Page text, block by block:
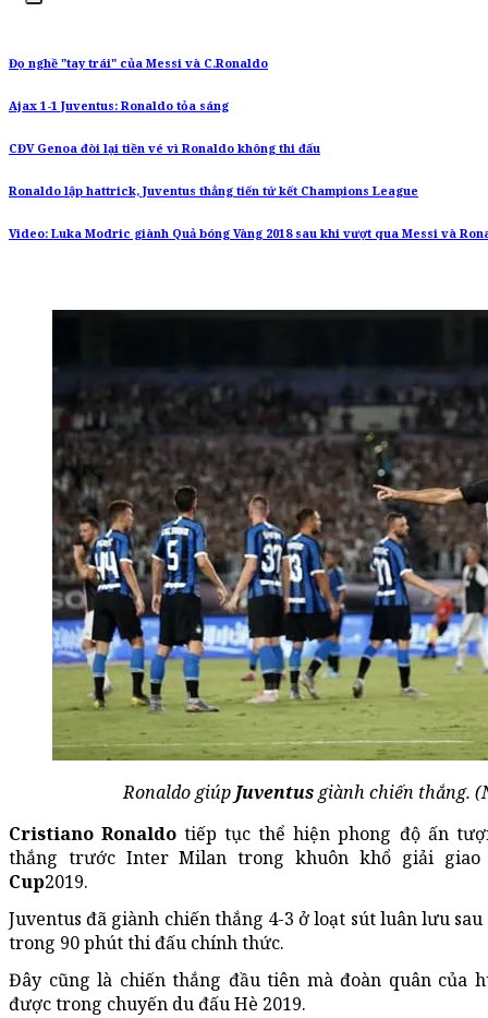
Đọ nghề "tay trái" của Messi và C.Ronaldo
Ajax 1-1 Juventus: Ronaldo tỏa sáng
CĐV Genoa đòi lại tiền vé vì Ronaldo không thi đấu
Ronaldo lập hattrick, Juventus thẳng tiến tứ kết Champions League
Video: Luka Modric giành Quả bóng Vàng 2018 sau khi vượt qua Messi và
Ronaldo giúp Juventus giành chiến thắng.
Cristiano Ronaldo tiếp tục thể hiện phong độ ấn
thắng trước Inter Milan trong khuôn khổ giải
Cup2019.
Juventus đã giành chiến thắng 4-3 ở loạt sút luân lưu
trong 90 phút thi đấu chính thức.
Đây cũng là chiến thắng đầu tiên mà đoàn quân của
được trong chuyến du đấu Hè 2019.